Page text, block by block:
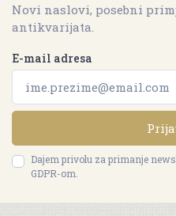
Novi naslovi, posebni
antikvarijata.
E-mail adresa
Dajem privolu za primanje
GDPR-om.